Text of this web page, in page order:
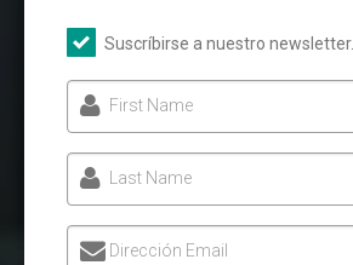
Suscríbirse a nuestro newsletter.
First Name
Last Name
Dirección Email